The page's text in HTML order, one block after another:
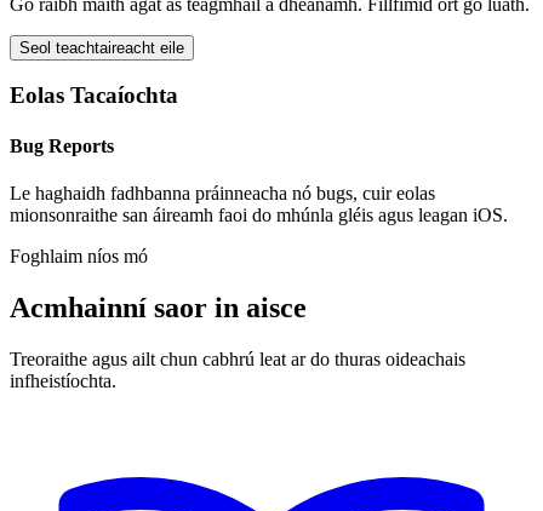
Seol teachtaireacht eile
Eolas Tacaíochta
Bug Reports
Le haghaidh fadhbanna práinneacha nó bugs, cuir eolas
mionsonraithe san áireamh faoi do mhúnla gléis agus leagan iOS.
Foghlaim níos mó
Acmhainní saor in aisce
Treoraithe agus ailt chun cabhrú leat ar do thuras oideachais
infheistíochta.